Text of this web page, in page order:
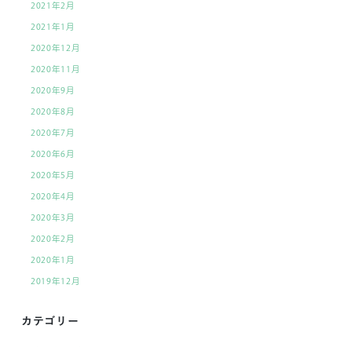
2021年2月
2021年1月
2020年12月
2020年11月
2020年9月
2020年8月
2020年7月
2020年6月
2020年5月
2020年4月
2020年3月
2020年2月
2020年1月
2019年12月
カテゴリー